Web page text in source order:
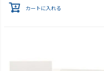
カートに入れる